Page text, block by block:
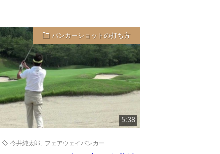
バンカーショットの打ち方
5:38
今井純太郎 フェアウェイバンカー